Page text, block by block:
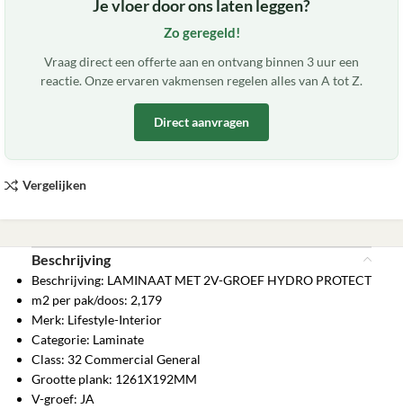
Je vloer door ons laten leggen?
Zo geregeld!
Vraag direct een offerte aan en ontvang binnen 3 uur een
reactie. Onze ervaren vakmensen regelen alles van A tot Z.
Direct aanvragen
Vergelijken
Beschrijving
Beschrijving: LAMINAAT MET 2V-GROEF HYDRO PROTECT
m2 per pak/doos: 2,179
Merk: Lifestyle-Interior
Categorie: Laminate
Class: 32 Commercial General
Grootte plank: 1261X192MM
V-groef: JA